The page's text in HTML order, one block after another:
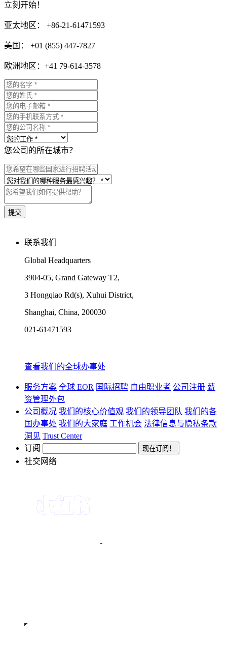
立刻开始！
亚太地区： +86-21-61471593
美国： +01 (855) 447-7827
欧洲地区：+41 79-614-3578
您公司的所在城市？
联系我们
Global Headquarters
3904-05, Grand Gateway T2,
3 Hongqiao Rd(s), Xuhui District,
Shanghai, China, 200030
021-61471593
查看我们的全球办事处
服务方案 全球 EOR 国际招聘 自由职业者 公司注册 薪
资管理外包
公司概况 我们的核心价值观 我们的领导团队 我们的各
国办事处 我们的大家庭 工作机会 法律信息与隐私条款
洞见 Trust Center
订阅
社交网络